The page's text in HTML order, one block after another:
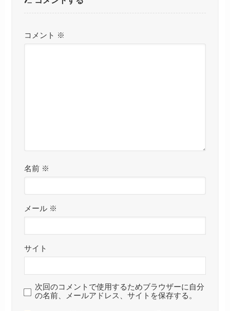
コメント ※
名前 ※
メール ※
サイト
次回のコメントで使用するためブラウザーに自分
の名前、メールアドレス、サイトを保存する。